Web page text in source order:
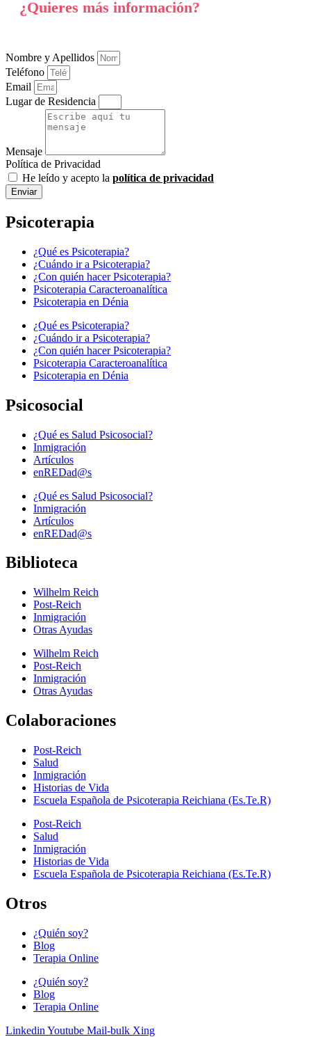
¿Quieres más información?
Nombre y Apellidos
Teléfono
Email
Lugar de Residencia
Mensaje
Política de Privacidad
He leído y acepto la política de privacidad
Enviar
Psicoterapia
¿Qué es Psicoterapia?
¿Cuándo ir a Psicoterapia?
¿Con quién hacer Psicoterapia?
Psicoterapia Caracteroanalítica
Psicoterapia en Dénia
¿Qué es Psicoterapia?
¿Cuándo ir a Psicoterapia?
¿Con quién hacer Psicoterapia?
Psicoterapia Caracteroanalítica
Psicoterapia en Dénia
Psicosocial
¿Qué es Salud Psicosocial?
Inmigración
Artículos
enREDad@s
¿Qué es Salud Psicosocial?
Inmigración
Artículos
enREDad@s
Biblioteca
Wilhelm Reich
Post-Reich
Inmigración
Otras Ayudas
Wilhelm Reich
Post-Reich
Inmigración
Otras Ayudas
Colaboraciones
Post-Reich
Salud
Inmigración
Historias de Vida
Escuela Española de Psicoterapia Reichiana (Es.Te.R)
Post-Reich
Salud
Inmigración
Historias de Vida
Escuela Española de Psicoterapia Reichiana (Es.Te.R)
Otros
¿Quién soy?
Blog
Terapia Online
¿Quién soy?
Blog
Terapia Online
Linkedin Youtube Mail-bulk Xing